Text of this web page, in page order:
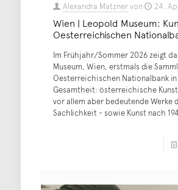
Alexandra Matznervon 24.
Wien | Leopold Museum:
Oesterreichischen
Im Frühjahr/Sommer 2026 zeigt
Museum, Wien, erstmals die
Oesterreichischen Nationalbank
Gesamtheit: österreichische
vor allem aber bedeutende Werke
Sachlichkeit - sowie Kunst nach